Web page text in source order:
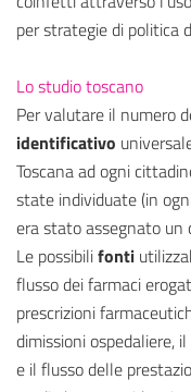
per strategie di politica
Lo studio toscano
Per valutare il numero
identificativo
Toscana ad ogni
state individuate (in
era stato assegnato un
Le possibilifonti
flusso dei farmaci
prescrizioni
dimissioni ospedaliere,
e il flusso delle